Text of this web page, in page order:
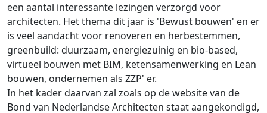
een aantal interessante lezingen verzorgd voor
architecten. Het thema dit jaar is 'Bewust bouwen' en er
is veel aandacht voor renoveren en herbestemmen,
greenbuild: duurzaam, energiezuinig en bio-based,
virtueel bouwen met BIM, ketensamenwerking en Lean
bouwen, ondernemen als ZZP' er.
In het kader daarvan zal zoals op de website van de
Bond van Nederlandse Architecten staat aangekondigd,